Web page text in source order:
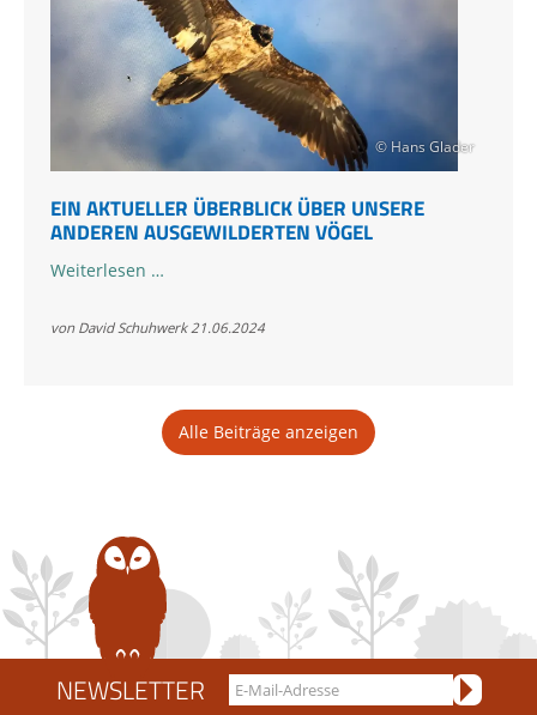
© Hans Glader
EIN AKTUELLER ÜBERBLICK ÜBER UNSERE
ANDEREN AUSGEWILDERTEN VÖGEL
Weiterlesen …Ein
Überblick
anderen
ausgewilderten
von David Schuhwerk21.06.2024
Alle Beiträge anzeigen
NEWSLETTER